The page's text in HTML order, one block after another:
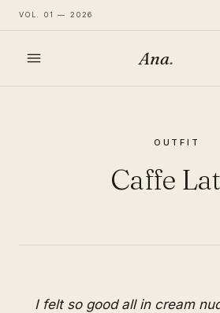
VOL. 01 — 2026
Ana.
OUTFIT
Caffe
I felt so good all in cream